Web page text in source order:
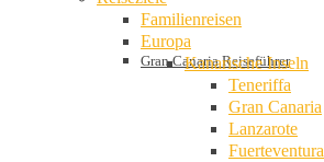
Gran Canaria Reiseführer
Familienreisen
Europa
Kanarische Inseln
Teneriffa
Gran Canaria
Lanzarote
Fuerteventura